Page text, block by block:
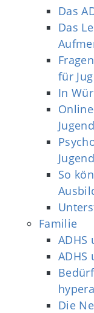
Das
Das
für
In
So
Familie
ADHS
ADHS
Die